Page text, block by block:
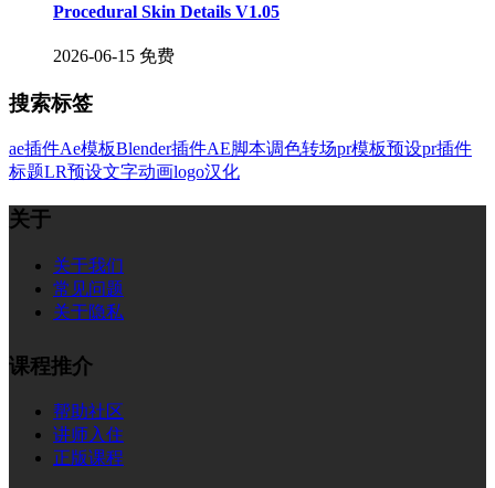
Procedural Skin Details V1.05
2026-06-15 免费
搜索标签
ae插件Ae模板Blender插件AE脚本调色转场pr模板预设pr插件
标题LR预设文字动画logo汉化
关于
关于我们
常见问题
关于隐私
课程推介
帮助社区
讲师入住
正版课程